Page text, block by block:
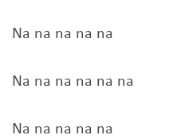
Na na na na na
Na na na na na na
Na na na na na